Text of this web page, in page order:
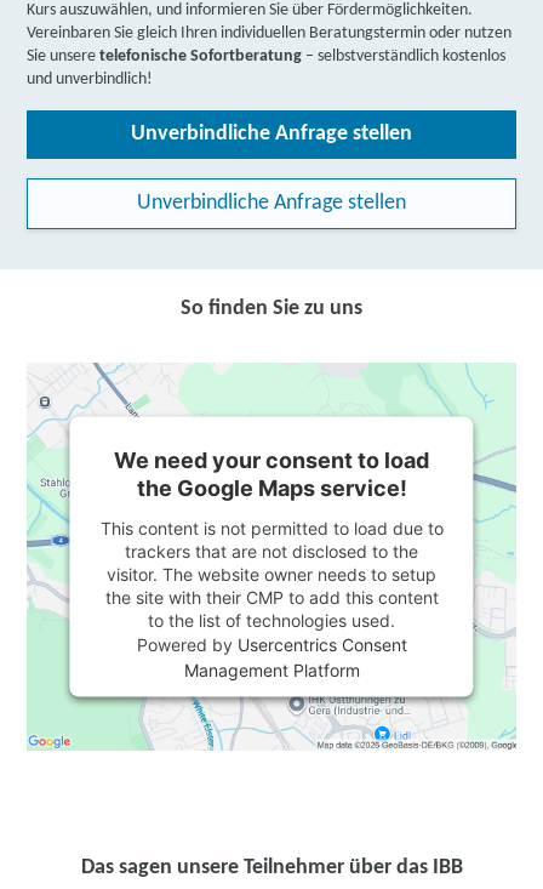
Kurs auszuwählen, und informieren Sie über Fördermöglichkeiten.
Vereinbaren Sie gleich Ihren individuellen Beratungstermin oder nutzen
Sie unseretelefonische Sofortberatung – selbstverständlich kostenlos
und unverbindlich!
Unverbindliche Anfrage stellen
Unverbindliche Anfrage stellen
So finden Sie zu uns
We need your consent to load
the Google Maps service!
This content is not permitted to load due to
trackers that are not disclosed to the
visitor. The website owner needs to setup
the site with their CMP to add this content
to the list of technologies used.
Powered by Usercentrics Consent
Management Platform
Das sagen unsere Teilnehmer über das IBB